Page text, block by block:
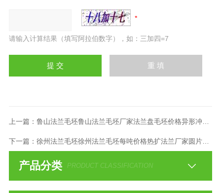
请输入计算结果（填写阿拉伯数字），如：三加四=7
上一篇： 鲁山法兰毛坯鲁山法兰毛坯厂家法兰盘毛坯价格异形冲压件
下一篇： 徐州法兰毛坯徐州法兰毛坯每吨价格热扩法兰厂家圆片毛坯
产品分类 PRODUCT CLASSIFICATION